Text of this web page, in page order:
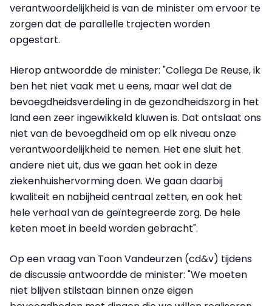
verantwoordelijkheid is van de minister om ervoor te
zorgen dat de parallelle trajecten worden
opgestart.
Hierop antwoordde de minister: "Collega De Reuse, ik
ben het niet vaak met u eens, maar wel dat de
bevoegdheidsverdeling in de gezondheidszorg in het
land een zeer ingewikkeld kluwen is. Dat ontslaat ons
niet van de bevoegdheid om op elk niveau onze
verantwoordelijkheid te nemen. Het ene sluit het
andere niet uit, dus we gaan het ook in deze
ziekenhuishervorming doen. We gaan daarbij
kwaliteit en nabijheid centraal zetten, en ook het
hele verhaal van de geïntegreerde zorg. De hele
keten moet in beeld worden gebracht".
Op een vraag van Toon Vandeurzen (cd&v) tijdens
de discussie antwoordde de minister: "We moeten
niet blijven stilstaan binnen onze eigen